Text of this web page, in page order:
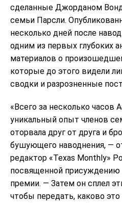
сделанные Джорданом
семьи Парсли.
несколько дней после
одним из первых глубоких
материалов о
которые до этого видели
сводки и разрозненные
«Всего за несколько часов
уникальный опыт членов
оторвала друг от друга и
бушующего наводнения, —
редактор «Texas Monthly»
посвященной присуждению
премии. — Затем он сплел
чтобы передать, каково